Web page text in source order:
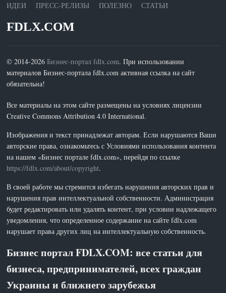
ИДЕИ
ПРЕСС-РЕЛИЗЫ ПОЛЕЗНО СТАТЬИ
FDLX.COM
© 2014-2026Бизнес-портал fdlx.com. При использовании
материалов Бизнес-портала fdlx.com активная ссылка на сайт
обязательна!
Все материалы на этом сайте размещены на условиях лицензии
Creative Commons Attribution 4.0 International.
Изображения и текст принадлежат авторам. Если нарушаются Ваши
авторские права, ознакомьтесь с Условиями использования контента
на нашем «Бизнес портале fdlx.com», перейдя по ссылке
https://fdlx.com/about/copyright.
В своей работе мы стремится избегать нарушения авторских прав и
нарушения прав интеллектуальной собственности. Администрация
будет редактировать или удалять контент, при условии надлежащего
уведомления, что определенное содержание на сайте fdlx.com
нарушает права других лиц на интеллектуальную собственность.
Бизнес портал FDLX.COM: все статьи для
бизнеса, предпринимателей, всех граждан
Украины и ближнего зарубежья